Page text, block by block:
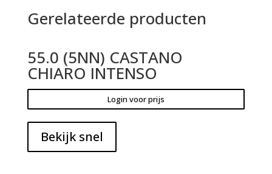
Gerelateerde producten
55.0 (5NN) CASTANO
CHIARO INTENSO
Login voor prijs
Bekijk snel